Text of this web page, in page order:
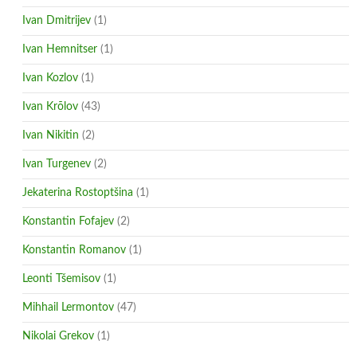
Ivan Dmitrijev (1)
Ivan Hemnitser (1)
Ivan Kozlov (1)
Ivan Krõlov (43)
Ivan Nikitin (2)
Ivan Turgenev (2)
Jekaterina Rostoptšina (1)
Konstantin Fofajev (2)
Konstantin Romanov (1)
Leonti Tšemisov (1)
Mihhail Lermontov (47)
Nikolai Grekov (1)